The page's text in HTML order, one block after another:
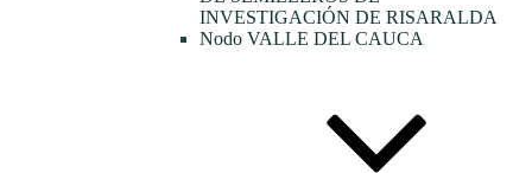
INVESTIGACIÓN DE RISARALDA
Nodo VALLE DEL CAUCA